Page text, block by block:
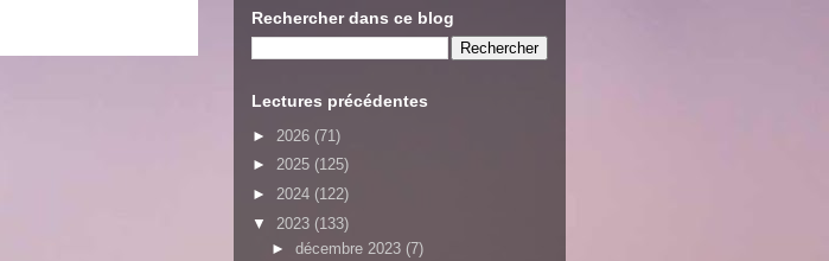
Rechercher dans ce blog
Lectures précédentes
► 2026 (71)
► 2025 (125)
► 2024 (122)
▼ 2023 (133)
► décembre 2023 (7)